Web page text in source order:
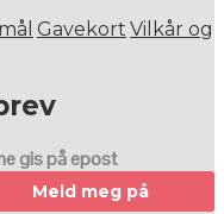
Gavekort Vilkår og
gis på epost
Meld meg på